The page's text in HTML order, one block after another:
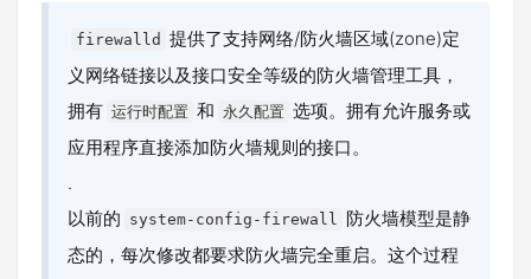
firewalld 提供了支持网络/防火墙区域(zone)定
义网络链接以及接口安全等级的防火墙管理工具，
拥有 运行时配置 和 永久配置 选项。拥有允许服务或
应用程序直接添加防火墙规则的接口。
.
以前的 system-config-firewall
防火墙模型是静
态的，每次修改都要求防火墙完全重启。这个过程